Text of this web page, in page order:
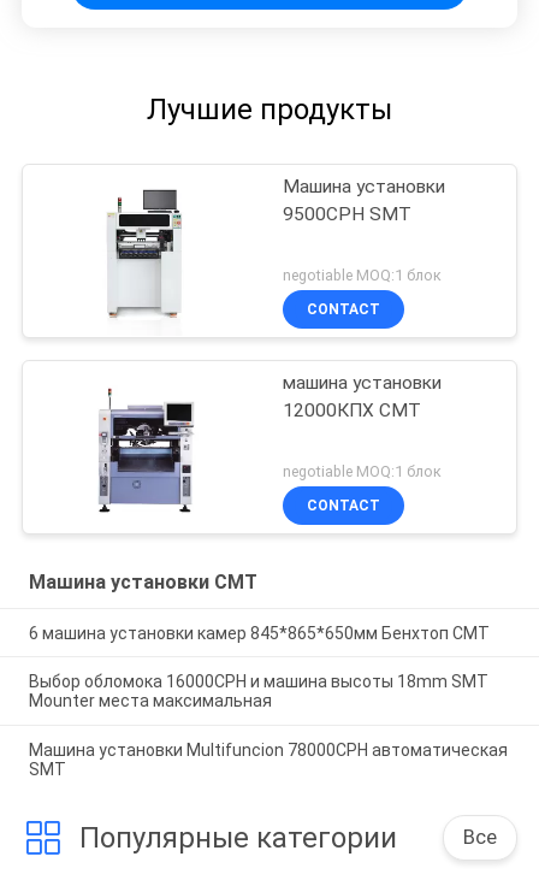
Лучшие продукты
Машина установки
9500CPH SMT
negotiable MOQ:1 блок
CONTACT
машина установки
12000КПХ СМТ
negotiable MOQ:1 блок
CONTACT
Машина установки СМТ
6 машина установки камер 845*865*650мм Бенхтоп СМТ
Выбор обломока 16000CPH и машина высоты 18mm SMT
Mounter места максимальная
Машина установки Multifuncion 78000CPH автоматическая
SMT
Популярные категории Все